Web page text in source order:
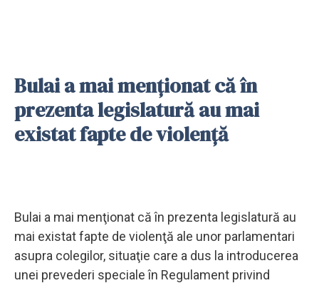
Bulai a mai menţionat că în
prezenta legislatură au mai
existat fapte de violenţă
Bulai a mai menţionat că în prezenta legislatură au
mai existat fapte de violenţă ale unor parlamentari
asupra colegilor, situaţie care a dus la introducerea
unei prevederi speciale în Regulament privind